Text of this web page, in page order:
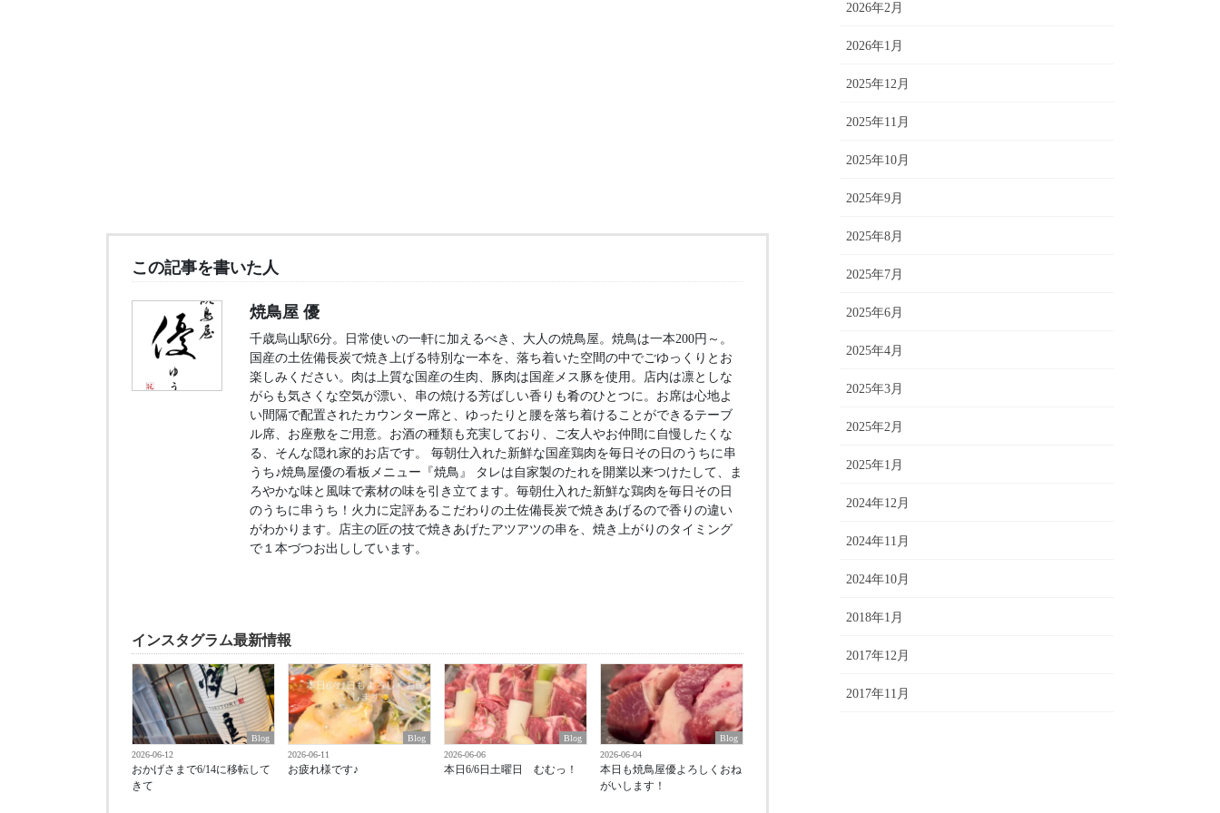
この記事を書いた人
焼鳥屋 優
千歳烏山駅6分。日常使いの一軒に加えるべき、大人の焼鳥屋。焼鳥は一本200円～。
国産の土佐備長炭で焼き上げる特別な一本を、落ち着いた空間の中でごゆっくりとお
楽しみください。肉は上質な国産の生肉、豚肉は国産メス豚を使用。店内は凛としな
がらも気さくな空気が漂い、串の焼ける芳ばしい香りも肴のひとつに。お席は心地よ
い間隔で配置されたカウンター席と、ゆったりと腰を落ち着けることができるテーブ
ル席、お座敷をご用意。お酒の種類も充実しており、ご友人やお仲間に自慢したくな
る、そんな隠れ家的お店です。 毎朝仕入れた新鮮な国産鶏肉を毎日その日のうちに串
うち♪焼鳥屋優の看板メニュー『焼鳥』 タレは自家製のたれを開業以来つけたして、ま
ろやかな味と風味で素材の味を引き立てます。毎朝仕入れた新鮮な鶏肉を毎日その日
のうちに串うち！火力に定評あるこだわりの土佐備長炭で焼きあげるので香りの違い
がわかります。店主の匠の技で焼きあげたアツアツの串を、焼き上がりのタイミング
で１本づつお出ししています。
インスタグラム最新情報
Blog
2026-06-12
おかげさまで6/14に移転して
きて
Blog
2026-06-11
お疲れ様です♪
Blog
2026-06-06
本日6/6日土曜日 むむっ！
Blog
2026-06-04
本日も焼鳥屋優よろしくおね
がいします！
2026年2月
2026年1月
2025年12月
2025年11月
2025年10月
2025年9月
2025年8月
2025年7月
2025年6月
2025年4月
2025年3月
2025年2月
2025年1月
2024年12月
2024年11月
2024年10月
2018年1月
2017年12月
2017年11月